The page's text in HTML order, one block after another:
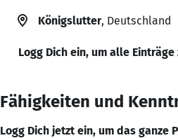
Königslutter, Deutschland
Logg Dich ein, um alle Einträge
Fähigkeiten und
Logg Dich jetzt ein, um das ganze